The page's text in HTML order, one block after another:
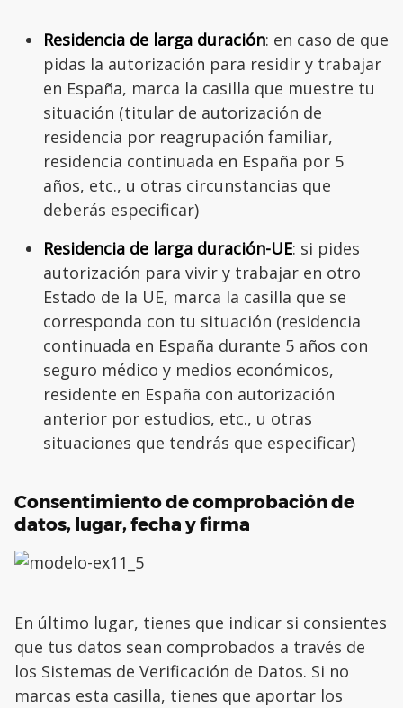
Residencia de larga duración: en caso de que
pidas la autorización para residir y trabajar
en España, marca la casilla que muestre tu
situación (titular de autorización de
residencia por reagrupación familiar,
residencia continuada en España por 5
años, etc., u otras circunstancias que
deberás especificar)
Residencia de larga duración-UE: si pides
autorización para vivir y trabajar en otro
Estado de la UE, marca la casilla que se
corresponda con tu situación (residencia
continuada en España durante 5 años con
seguro médico y medios económicos,
residente en España con autorización
anterior por estudios, etc., u otras
situaciones que tendrás que especificar)
Consentimiento de comprobación de
datos, lugar, fecha y firma
En último lugar, tienes que indicar si consientes
que tus datos sean comprobados a través de
los Sistemas de Verificación de Datos. Si no
marcas esta casilla, tienes que aportar los